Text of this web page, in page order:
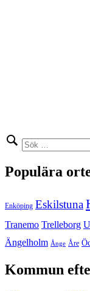
Sök
efter:
Populära
Enköping Eskilstuna
Tranemo Trelleborg
Ängelholm Ånge Åre
Kommun